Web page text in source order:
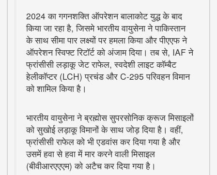
2024 का गगनशक्ति ऑपरेशन बालाकोट युद्ध के बाद
किया जा रहा है, जिसमे भारतीय वायुसेना ने पाकिस्तान
के साथ सीमा पार लक्ष्यों पर हमला किया और पीएएफ ने
ऑपरेशन स्विफ्ट रिटॉर्ट को अंजाम दिया। तब से, IAF ने
फ्रांसीसी लड़ाकू जेट राफेल, स्वदेशी लाइट कॉम्बैट
हेलीकॉप्टर (LCH) प्रचंड और C-295 परिवहन विमान
को शामिल किया है।
भारतीय वायुसेना ने ब्रह्मोस सुपरसोनिक क्रूज मिसाइलों
को सुखोई लड़ाकू विमानों के साथ जोड़ दिया है। वहीं,
फ्रांसीसी राफेल को भी एडवांस कर दिया गया है और
उसमें हवा से हवा में मार करने वाली मिसाइल
(बीवीआरएएएम) को अटैच कर दिया गया है।